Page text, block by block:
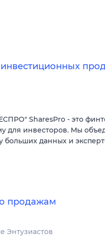
SharesPro - это
для инвесторов. Мы
больших данных и
продажам
Энтузиастов